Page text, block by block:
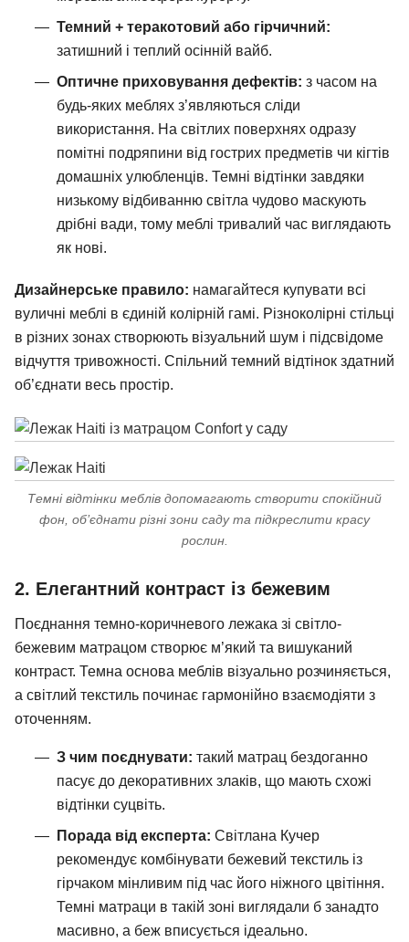
Темний + теракотовий або гірчичний:
затишний і теплий осінній вайб.
Оптичне приховування дефектів: з часом на
будь-яких меблях з’являються сліди
використання. На світлих поверхнях одразу
помітні подряпини від гострих предметів чи кігтів
домашніх улюбленців. Темні відтінки завдяки
низькому відбиванню світла чудово маскують
дрібні вади, тому меблі тривалий час виглядають
як нові.
Дизайнерське правило: намагайтеся купувати всі
вуличні меблі в єдиній колірній гамі. Різноколірні стільці
в різних зонах створюють візуальний шум і підсвідоме
відчуття тривожності. Спільний темний відтінок здатний
об’єднати весь простір.
Темні відтінки меблів допомагають створити спокійний
фон, об’єднати різні зони саду та підкреслити красу
рослин.
2. Елегантний контраст із бежевим
Поєднання темно-коричневого лежака зі світло-
бежевим матрацом створює м’який та вишуканий
контраст. Темна основа меблів візуально розчиняється,
а світлий текстиль починає гармонійно взаємодіяти з
оточенням.
З чим поєднувати: такий матрац бездоганно
пасує до декоративних злаків, що мають схожі
відтінки суцвіть.
Порада від експерта: Світлана Кучер
рекомендує комбінувати бежевий текстиль із
гірчаком мінливим під час його ніжного цвітіння.
Темні матраци в такій зоні виглядали б занадто
масивно, а беж вписується ідеально.